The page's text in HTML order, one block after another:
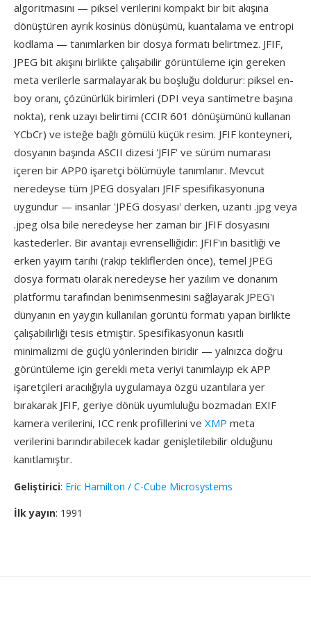
algoritmasını — piksel verilerini kompakt bir bit akışına
dönüştüren ayrık kosinüs dönüşümü, kuantalama ve entropi
kodlama — tanımlarken bir dosya formatı belirtmez. JFIF,
JPEG bit akışını birlikte çalışabilir görüntüleme için gereken
meta verilerle sarmalayarak bu boşluğu doldurur: piksel en-
boy oranı, çözünürlük birimleri (DPI veya santimetre başına
nokta), renk uzayı belirtimi (CCIR 601 dönüşümünü kullanan
YCbCr) ve isteğe bağlı gömülü küçük resim. JFIF konteyneri,
dosyanın başında ASCII dizesi 'JFIF' ve sürüm numarası
içeren bir APP0 işaretçi bölümüyle tanımlanır. Mevcut
neredeyse tüm JPEG dosyaları JFIF spesifikasyonuna
uygundur — insanlar 'JPEG dosyası' derken, uzantı .jpg veya
.jpeg olsa bile neredeyse her zaman bir JFIF dosyasını
kastederler. Bir avantajı evrenselliğidir: JFIF'ın basitliği ve
erken yayım tarihi (rakip tekliflerden önce), temel JPEG
dosya formatı olarak neredeyse her yazılım ve donanım
platformu tarafından benimsenmesini sağlayarak JPEG'ı
dünyanın en yaygın kullanılan görüntü formatı yapan birlikte
çalışabilirliği tesis etmiştir. Spesifikasyonun kasıtlı
minimalizmi de güçlü yönlerinden biridir — yalnızca doğru
görüntüleme için gerekli meta veriyi tanımlayıp ek APP
işaretçileri aracılığıyla uygulamaya özgü uzantılara yer
bırakarak JFIF, geriye dönük uyumluluğu bozmadan EXIF
kamera verilerini, ICC renk profillerini ve XMP meta
verilerini barındırabilecek kadar genişletilebilir olduğunu
kanıtlamıştır.
Geliştirici: Eric Hamilton / C-Cube Microsystems
İlk yayın: 1991